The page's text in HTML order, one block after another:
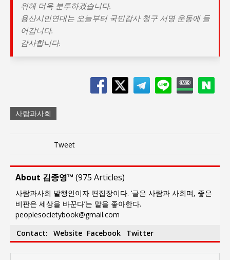
위해 더욱 분투하겠습니다.
용산시민연대는 오늘부터 국민감사 청구 서명 운동에 들
어갑니다.
감사합니다.
사람과사회
Tweet
About 김종영™ (975 Articles)
사람과사회 발행인이자 편집장이다. ‘글은 사람과 사회며, 좋은
비판은 세상을 바꾼다’는 말을 좋아한다.
peoplesocietybook@gmail.com
Contact:
Website Facebook Twitter